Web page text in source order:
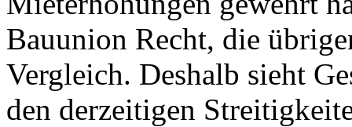
Bauunion Recht, die
Vergleich. Deshalb sieht
den derzeitigen